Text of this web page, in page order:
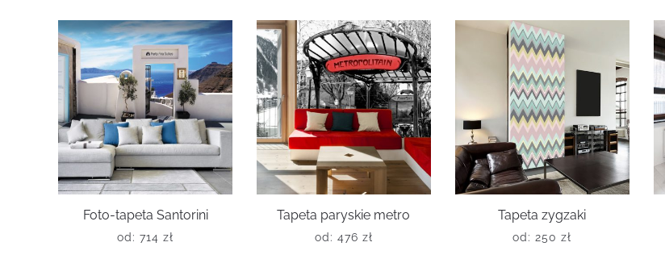
Foto-tapeta Santorini
od: 714 zł
Tapeta paryskie metro
od: 476 zł
Tapeta zygzaki
od: 250zł